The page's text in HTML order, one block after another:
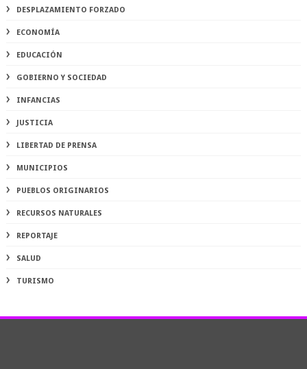
DESPLAZAMIENTO FORZADO
ECONOMÍA
EDUCACIÓN
GOBIERNO Y SOCIEDAD
INFANCIAS
JUSTICIA
LIBERTAD DE PRENSA
MUNICIPIOS
PUEBLOS ORIGINARIOS
RECURSOS NATURALES
REPORTAJE
SALUD
TURISMO